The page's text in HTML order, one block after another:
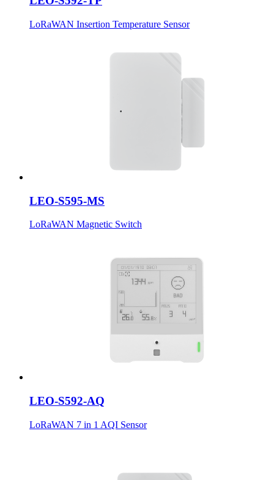
LoRaWAN Insertion Temperature Sensor
LEO-S595-MS
LoRaWAN Magnetic Switch
LEO-S592-AQ
LoRaWAN 7 in 1 AQI Sensor